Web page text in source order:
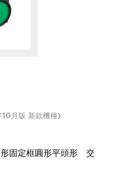
月版 新款機種)
固定框圓形平頭形 交